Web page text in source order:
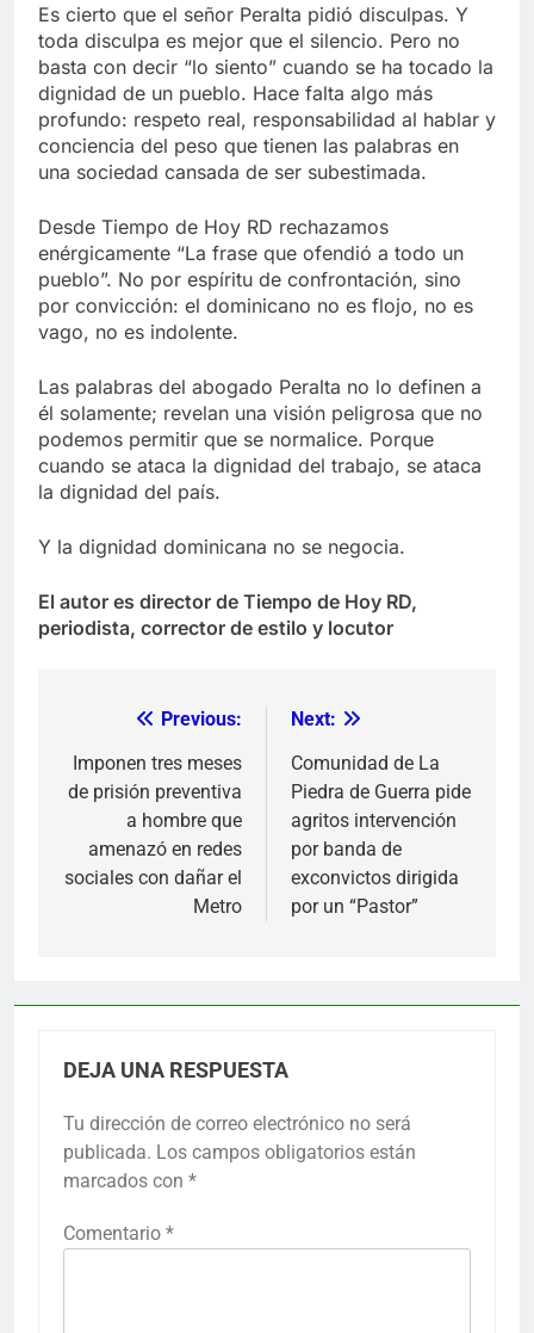
Es cierto que el señor Peralta pidió disculpas. Y
toda disculpa es mejor que el silencio. Pero no
basta con decir “lo siento” cuando se ha tocado la
dignidad de un pueblo. Hace falta algo más
profundo: respeto real, responsabilidad al hablar y
conciencia del peso que tienen las palabras en
una sociedad cansada de ser subestimada.
Desde Tiempo de Hoy RD rechazamos
enérgicamente “La frase que ofendió a todo un
pueblo”. No por espíritu de confrontación, sino
por convicción: el dominicano no es flojo, no es
vago, no es indolente.
Las palabras del abogado Peralta no lo definen a
él solamente; revelan una visión peligrosa que no
podemos permitir que se normalice. Porque
cuando se ataca la dignidad del trabajo, se ataca
la dignidad del país.
Y la dignidad dominicana no se negocia.
El autor es director de Tiempo de Hoy RD,
periodista, corrector de estilo y locutor
Navegación
de
entradas
Previous:
Imponen tres meses
de prisión preventiva
a hombre que
amenazó en redes
sociales con dañar el
Metro
Next:
Comunidad de La
Piedra de Guerra pide
agritos intervención
por banda de
exconvictos dirigida
por un “Pastor”
DEJA UNA RESPUESTA
Tu dirección de correo electrónico no será
publicada. Los campos obligatorios están
marcados con *
Comentario *